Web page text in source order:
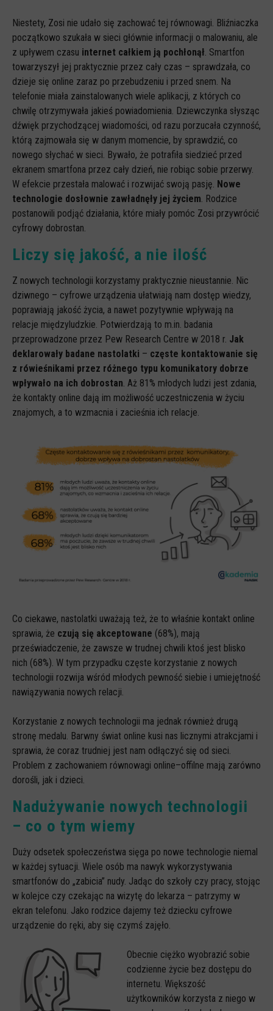
Niestety, Zosi nie udało się zachować tej równowagi. Bliźniaczka
początkowo szukała w sieci głównie informacji o malowaniu, ale
z upływem czasu internet całkiem ją pochłonął . Smartfon
towarzyszył jej praktycznie przez cały czas – sprawdzała, co
dzieje się online zaraz po przebudzeniu i przed snem. Na
telefonie miała zainstalowanych wiele aplikacji, z których co
chwilę otrzymywała jakieś powiadomienia. Dziewczynka słysząc
dźwięk przychodzącej wiadomości, od razu porzucała czynność,
którą zajmowała się w danym momencie, by sprawdzić, co
nowego słychać w sieci. Bywało, że potrafiła siedzieć przed
ekranem smartfona przez cały dzień, nie robiąc sobie przerwy.
W efekcie przestała malować i rozwijać swoją pasję. Nowe
technologie dosłownie zawładnęły jej życiem . Rodzice
postanowili podjąć działania, które miały pomóc Zosi przywrócić
cyfrowy dobrostan.
Liczy się jakość, a nie ilość
Z nowych technologii korzystamy praktycznie nieustannie. Nic
dziwnego – cyfrowe urządzenia ułatwiają nam dostęp wiedzy,
poprawiają jakość życia, a nawet pozytywnie wpływają na
relacje międzyludzkie. Potwierdzają to m.in. badania
przeprowadzone przez Pew Research Centre w 2018 r. Jak
deklarowały badane nastolatki – częste kontaktowanie się
z rówieśnikami przez różnego typu komunikatory dobrze
wpływało na ich dobrostan . Aż 81% młodych ludzi jest zdania,
że kontakty online dają im możliwość uczestniczenia w życiu
znajomych, a to wzmacnia i zacieśnia ich relacje.
Co ciekawe, nastolatki uważają też, że to właśnie kontakt online
sprawia, że czują się akceptowane (68%), mają
przeświadczenie, że zawsze w trudnej chwili ktoś jest blisko
nich (68%). W tym przypadku częste korzystanie z nowych
technologii rozwija wśród młodych pewność siebie i umiejętność
nawiązywania nowych relacji.
Korzystanie z nowych technologii ma jednak również drugą
stronę medalu. Barwny świat online kusi nas licznymi atrakcjami i
sprawia, że coraz trudniej jest nam odłączyć się od sieci.
Problem z zachowaniem równowagi online–offilne mają zarówno
dorośli, jak i dzieci.
Nadużywanie nowych technologii
– co o tym wiemy
Duży odsetek społeczeństwa sięga po nowe technologie niemal
w każdej sytuacji. Wiele osób ma nawyk wykorzystywania
smartfonów do „zabicia” nudy. Jadąc do szkoły czy pracy, stojąc
w kolejce czy czekając na wizytę do lekarza – patrzymy w
ekran telefonu. Jako rodzice dajemy też dziecku cyfrowe
urządzenie do ręki, aby się czymś zajęło.
Obecnie ciężko wyobrazić sobie
codzienne życie bez dostępu do
internetu. Większość
użytkowników korzysta z niego w
Nasze gry
LARP o dezinformacji "Koryntia"
Gra karciana o deinformacji "Dezinfo"
Gra planszowa o cyberhigienie "Digital Brainiacs"
Kalambury z cyberhigieny "Cybermaster"
Kontakt
Dane teleadresowe
Dołącz do newslettera